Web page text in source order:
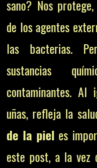
sano? Nos
de los agentes
las bacterias.
sustancias
contaminantes.
uñas, refleja la
de la piel es
este post, a la vez